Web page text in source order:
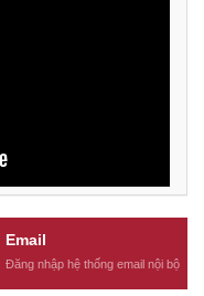
Email
Đăng nhập hệ thống email nội bộ